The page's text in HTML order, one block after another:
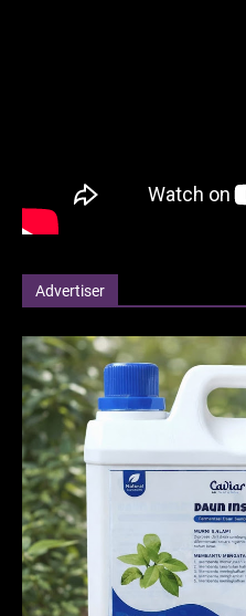
Advertiser